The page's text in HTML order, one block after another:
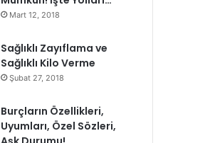
Mart 12, 2018
Sağlıklı Zayıflama ve
Sağlıklı Kilo Verme
Şubat 27, 2018
Burçların Özellikleri,
Uyumları, Özel Sözleri,